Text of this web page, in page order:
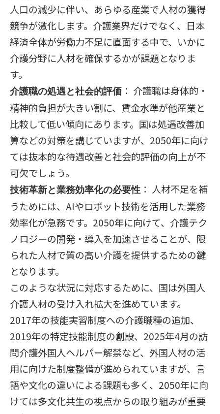
人口の減少に伴い、あらゆる産業で人材の獲得
競争が激化します。介護業界だけでなく、日本
経済全体が労働力不足に直面する中で、いかに
介護分野に人材を確保するかが課題となりま
す。
介護職の処遇と社会的評価 ： 介護職は身体的・
精神的負担が大きい割に、賃金水準が他産業と
比較して低い傾向にあります。国は処遇改善加
算などの対策を講じていますが、2050年に向け
ては抜本的な待遇改善と社会的評価の向上が不
可欠でしょう。
技術革新と業務効率化の必要性 ： 人材不足を補
うためには、AIやロボット技術を活用した業務
効率化が急務です。2050年に向けて、介護テク
ノロジーの開発・導入を加速させることが、限
られた人材で質の高い介護を提供するための鍵
となります。
このような状況に対応するために、国は外国人
介護人材の受け入れ拡大を進めています。
2017年の技能実習制度への介護職種の追加、
2019年の特定技能制度の創設、2025年4月の訪
問介護外国人ヘルパー解禁など、外国人材の活
用に向けた制度整備が進められていますが、言
語や文化の違いによる課題も多く、2050年に向
けては多文化共生の視点からの取り組みが重要